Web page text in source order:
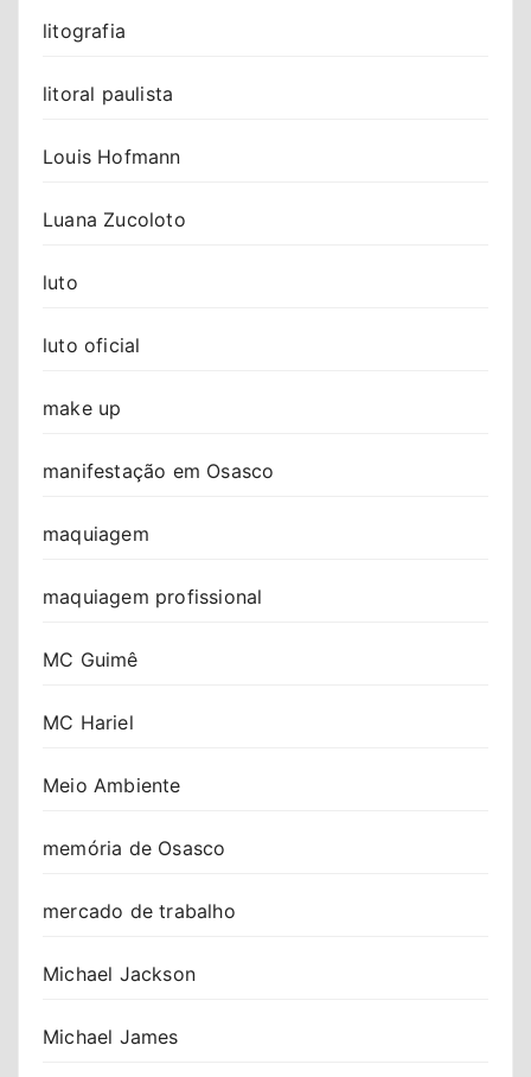
litografia
litoral paulista
Louis Hofmann
Luana Zucoloto
luto
luto oficial
make up
manifestação em Osasco
maquiagem
maquiagem profissional
MC Guimê
MC Hariel
Meio Ambiente
memória de Osasco
mercado de trabalho
Michael Jackson
Michael James